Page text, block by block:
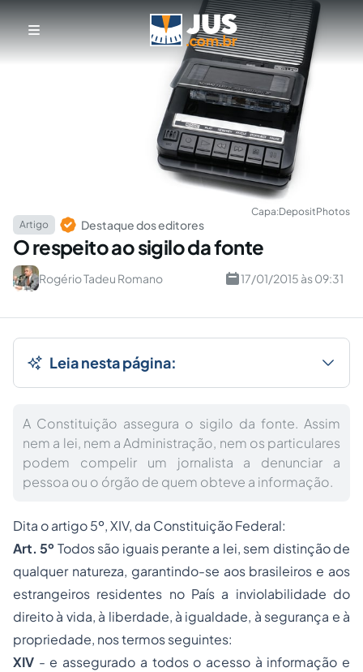
Capa:DepositPhotos
Artigo
Destaque dos editores
O respeito ao sigilo da fonte
Rogério Tadeu Romano 17/01/2015 às 09:31
Leia nesta página:
A Constituição assegura o sigilo da fonte. Assim
nem a lei, nem a Administração, nem os particulares
podem compelir um jornalista a denunciar a
pessoa ou o órgão de quem obteve a informação.
Dita o artigo 5º, XIV, da Constituição Federal:
Art. 5ºTodos são iguais perante a lei, sem distinção de
qualquer natureza, garantindo-se aos brasileiros e aos
estrangeiros residentes no País a inviolabilidade do
direito à vida, à liberdade, à igualdade, à segurança e à
propriedade, nos termos seguintes:
XIV - e assegurado a todos o acesso à informação e